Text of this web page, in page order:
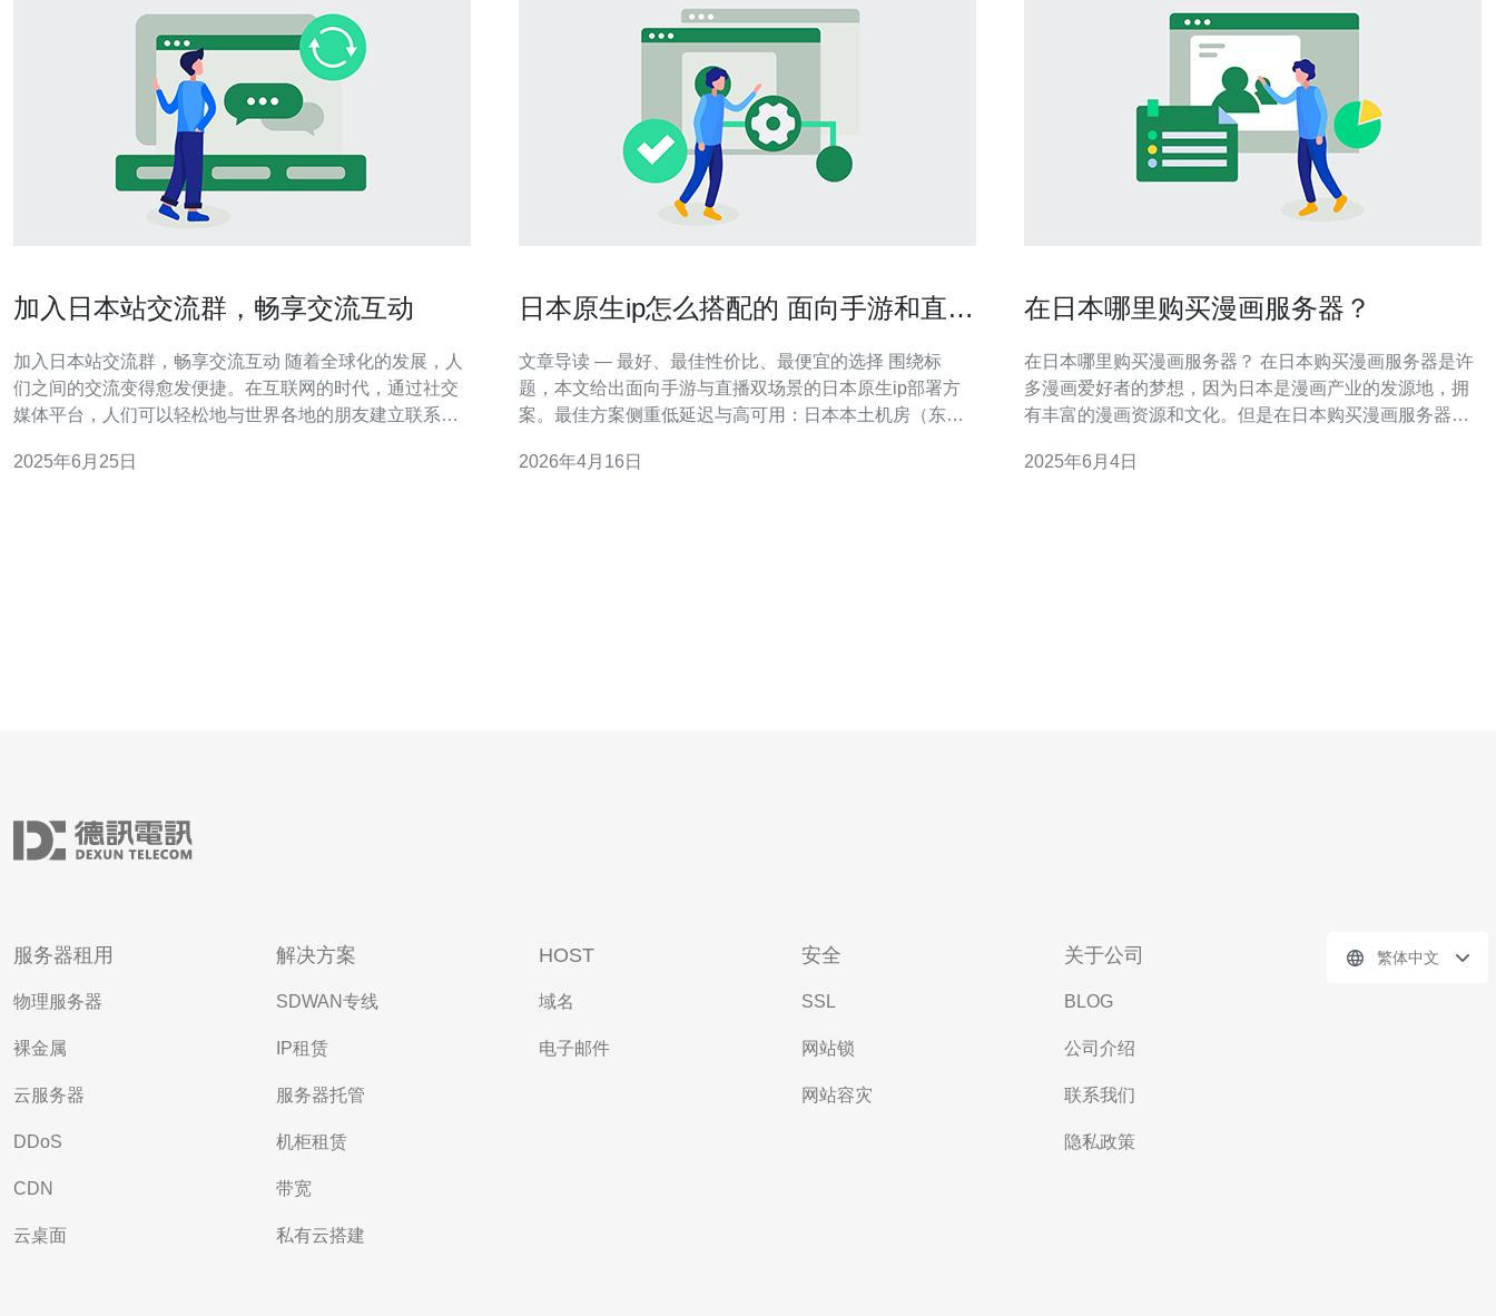
加入日本站交流群，畅享交流互动
加入日本站交流群，畅享交流互动 随着全球化的发展，人
们之间的交流变得愈发便捷。在互联网的时代，通过社交
媒体平台，人们可以轻松地与世界各地的朋友建立联系，
日本站交流群成为了一种流行的社交方式。通过加入这样
2025年6月25日
日本原生ip怎么搭配的 面向手游和直播
文章导读 — 最好、最佳性价比、最便宜的选择 围绕标
题，本文给出面向手游与直播双场景的日本原生ip部署方
案。最佳方案侧重低延迟与高可用：日本本土机房（东京/
性价比方案采用东京VPS/云主机配合Anycast/CDN与流量
2026年4月16日
在日本哪里购买漫画服务器？
在日本哪里购买漫画服务器？ 在日本购买漫画服务器是许
多漫画爱好者的梦想，因为日本是漫画产业的发源地，拥
有丰富的漫画资源和文化。但是在日本购买漫画服务器并
径。 在日本购买漫画服务器有几种途径，可以通过互联网
2025年6月4日
服务器租用
物理服务器
裸金属
云服务器
DDoS
CDN
云桌面
解决方案
SDWAN专线
IP租赁
服务器托管
机柜租赁
带宽
私有云搭建
HOST
域名
电子邮件
安全
SSL
网站锁
网站容灾
关于公司
BLOG
公司介绍
联系我们
隐私政策
繁体中文